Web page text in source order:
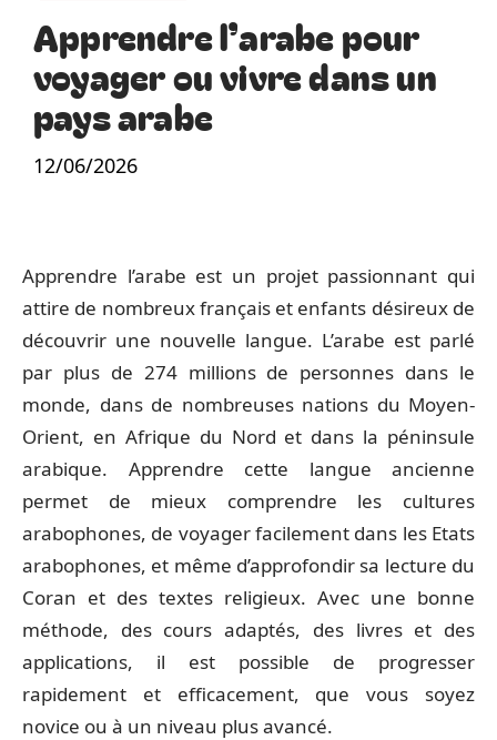
Apprendre l’arabe pour
voyager ou vivre dans un
pays arabe
12/06/2026
Apprendre l’arabe est un projet passionnant qui
attire de nombreux français et enfants désireux de
découvrir une nouvelle langue. L’arabe est parlé
par plus de 274 millions de personnes dans le
monde, dans de nombreuses nations du Moyen-
Orient, en Afrique du Nord et dans la péninsule
arabique. Apprendre cette langue ancienne
permet de mieux comprendre les cultures
arabophones, de voyager facilement dans les Etats
arabophones, et même d’approfondir sa lecture du
Coran et des textes religieux. Avec une bonne
méthode, des cours adaptés, des livres et des
applications, il est possible de progresser
rapidement et efficacement, que vous soyez
novice ou à un niveau plus avancé.